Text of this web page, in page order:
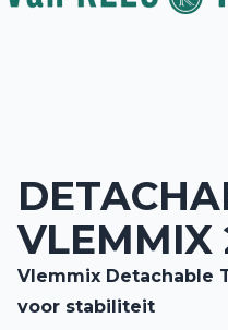
VLEMMIX
Vlemmix Detachable
voor stabiliteit